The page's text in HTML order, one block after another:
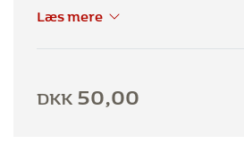
Læs mere
DKK50,00